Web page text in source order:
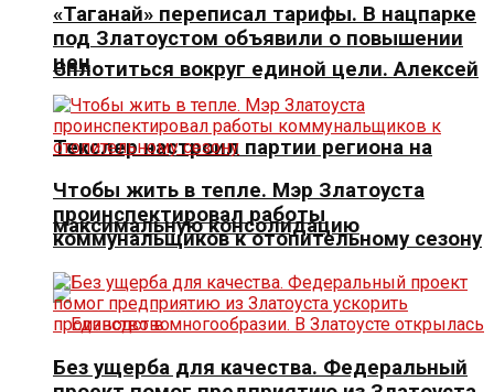
Сплотиться вокруг единой цели. Алексей
Текслер настроил партии региона на
максимальную консолидацию
«Таганай» переписал тарифы. В нацпарке
под Златоустом объявили о повышении
цен
Чтобы жить в тепле. Мэр Златоуста
проинспектировал работы
коммунальщиков к отопительному сезону
Без ущерба для качества. Федеральный